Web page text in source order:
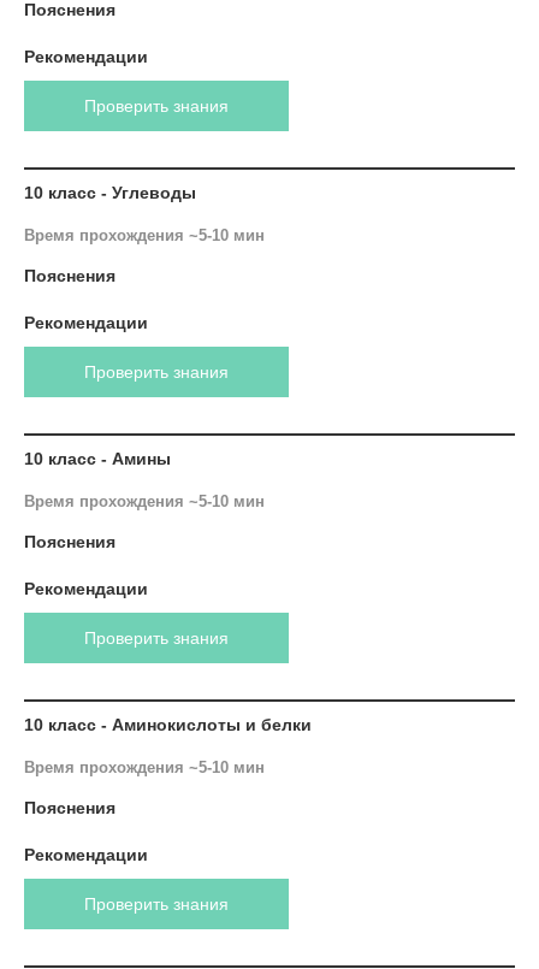
Пояснения
Рекомендации
Проверить знания
10 класс - Углеводы
Время прохождения ~5-10 мин
Пояснения
Рекомендации
Проверить знания
10 класс - Амины
Время прохождения ~5-10 мин
Пояснения
Рекомендации
Проверить знания
10 класс - Аминокислоты и белки
Время прохождения ~5-10 мин
Пояснения
Рекомендации
Проверить знания